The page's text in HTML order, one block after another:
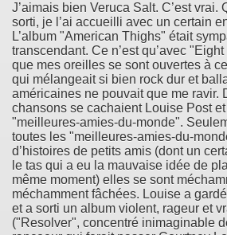
J’aimais bien Veruca Salt. C’est vrai.
sorti, je l’ai accueilli avec un certain
L’album "American Thighs" était
transcendant. Ce n’est qu’avec
que mes oreilles se sont ouvertes à
qui mélangeait si bien rock dur et
américaines ne pouvait que me ravir.
chansons se cachaient Louise Post
"meilleures-amies-du-monde".
toutes les "meilleures-amies-du-
d’histoires de petits amis (dont un
le tas qui a eu la mauvaise idée de
même moment) elles se sont
méchamment fâchées. Louise a
et a sorti un album violent, rageur et
("Resolver", concentré inimaginable